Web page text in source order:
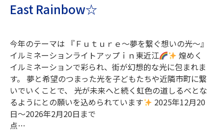
East Rainbow☆
今年のテーマは 『Ｆｕｔｕｒｅ～夢を繋ぐ想いの光～』
イルミネーションライトアップｉｎ東近江
煌めく
イルミネーションで彩られ、街が幻想的な光に包まれま
す。 夢と希望のつまった光を子どもたちや近隣市町に繋
いでいくことで、 光が未来へと続く虹色の道しるべとな
るようにとの願いを込められています
2025年12月20
日～2026年2月20日まで
点…